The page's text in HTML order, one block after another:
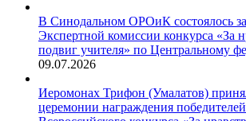
В Синодальном ОРОиК состоялось
Экспертной комиссии конкурса «За
подвиг учителя» по Центральному
09.07.2026
Иеромонах Трифон (Умалатов)
церемонии награждения